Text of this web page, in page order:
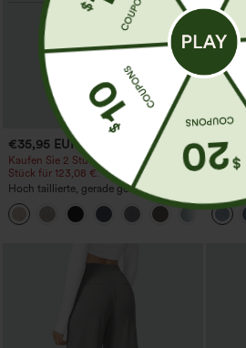
€35,95 EUR
Kaufen Sie 2 Stück für 61,54 € oder 4
Stück für 123,08 €.
Hoch taillierte, gerade geschnittene,
legere Leinen-Optik-Hose mit Taschen
Stück